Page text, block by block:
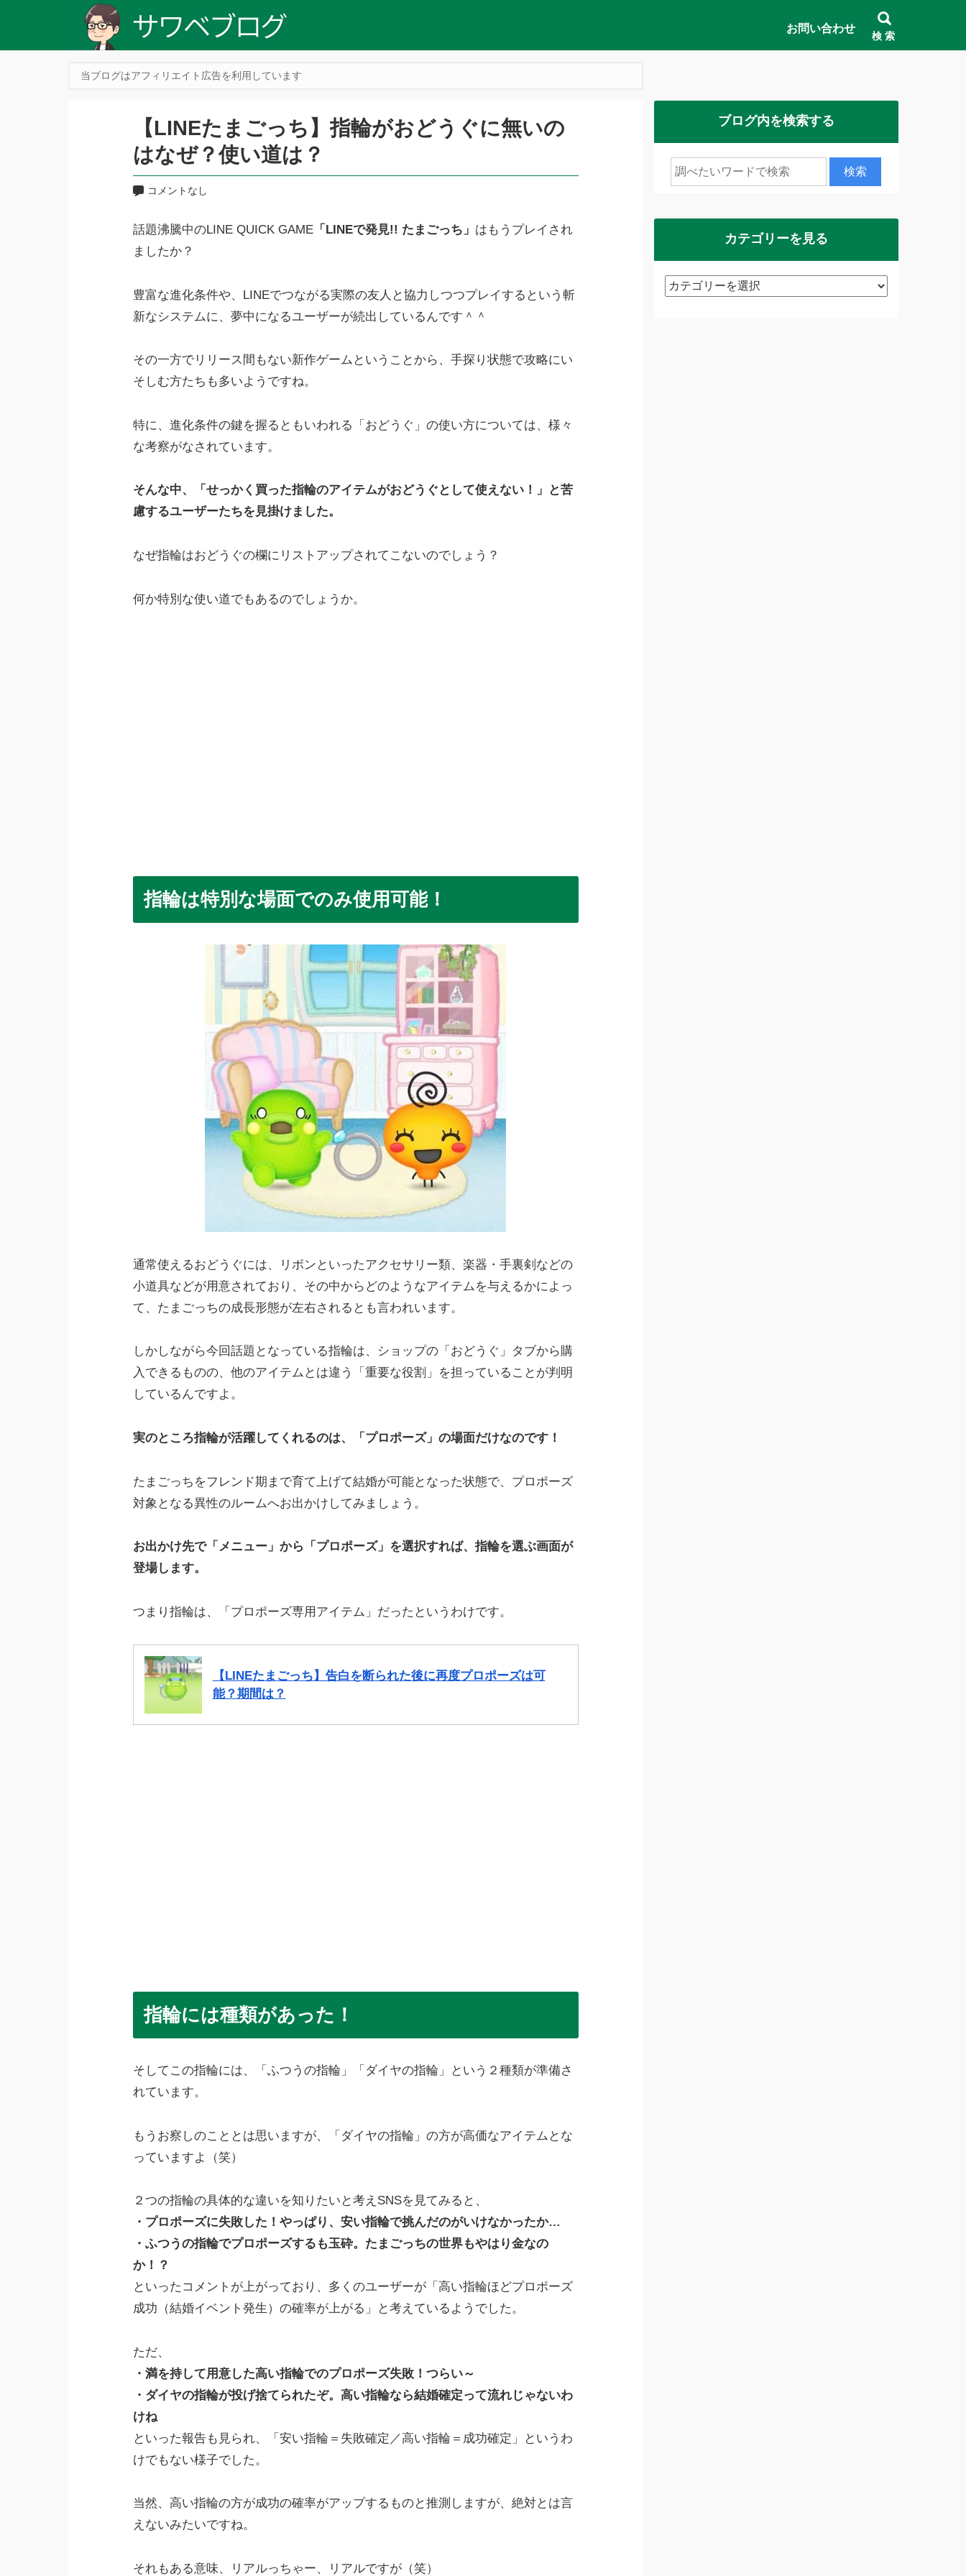
お問い合わせ
検 索
当ブログはアフィリエイト広告を利用しています
【LINEたまごっち】指輪がおどうぐに無いの
はなぜ？使い道は？
コメントなし
話題沸騰中のLINE QUICK GAME「LINEで発見!! たまごっち」 はもうプレイされ
ましたか？
豊富な進化条件や、LINEでつながる実際の友人と協力しつつプレイするという斬
新なシステムに、夢中になるユーザーが続出しているんです＾＾
その一方でリリース間もない新作ゲームということから、手探り状態で攻略にい
そしむ方たちも多いようですね。
特に、進化条件の鍵を握るともいわれる「おどうぐ」の使い方については、様々
な考察がなされています。
そんな中、「せっかく買った指輪のアイテムがおどうぐとして使えない！」と苦
慮するユーザーたちを見掛けました。
なぜ指輪はおどうぐの欄にリストアップされてこないのでしょう？
何か特別な使い道でもあるのでしょうか。
指輪は特別な場面でのみ使用可能！
通常使えるおどうぐには、リボンといったアクセサリー類、楽器・手裏剣などの
小道具などが用意されており、その中からどのようなアイテムを与えるかによっ
て、たまごっちの成長形態が左右されるとも言われいます。
しかしながら今回話題となっている指輪は、ショップの「おどうぐ」タブから購
入できるものの、他のアイテムとは違う「重要な役割」を担っていることが判明
しているんですよ。
実のところ指輪が活躍してくれるのは、「プロポーズ」の場面だけなのです！
たまごっちをフレンド期まで育て上げて結婚が可能となった状態で、プロポーズ
対象となる異性のルームへお出かけしてみましょう。
お出かけ先で「メニュー」から「プロポーズ」を選択すれば、指輪を選ぶ画面が
登場します。
つまり指輪は、「プロポーズ専用アイテム」だったというわけです。
【LINEたまごっち】告白を断られた後に再度プロポーズは可
能？期間は？
指輪には種類があった！
そしてこの指輪には、「ふつうの指輪」「ダイヤの指輪」という２種類が準備さ
れています。
もうお察しのこととは思いますが、「ダイヤの指輪」の方が高価なアイテムとな
っていますよ（笑）
２つの指輪の具体的な違いを知りたいと考えSNSを見てみると、
・プロポーズに失敗した！やっぱり、安い指輪で挑んだのがいけなかったか…
・ふつうの指輪でプロポーズするも玉砕。たまごっちの世界もやはり金なの
か！？
といったコメントが上がっており、多くのユーザーが「高い指輪ほどプロポーズ
成功（結婚イベント発生）の確率が上がる」と考えているようでした。
ただ、
・満を持して用意した高い指輪でのプロポーズ失敗！つらい～
・ダイヤの指輪が投げ捨てられたぞ。高い指輪なら結婚確定って流れじゃないわ
けね
といった報告も見られ、「安い指輪＝失敗確定／高い指輪＝成功確定」というわ
けでもない様子でした。
当然、高い指輪の方が成功の確率がアップするものと推測しますが、絶対とは言
えないみたいですね。
それもある意味、リアルっちゃー、リアルですが（笑）
ブログ内を検索する
カテゴリーを見る
カ